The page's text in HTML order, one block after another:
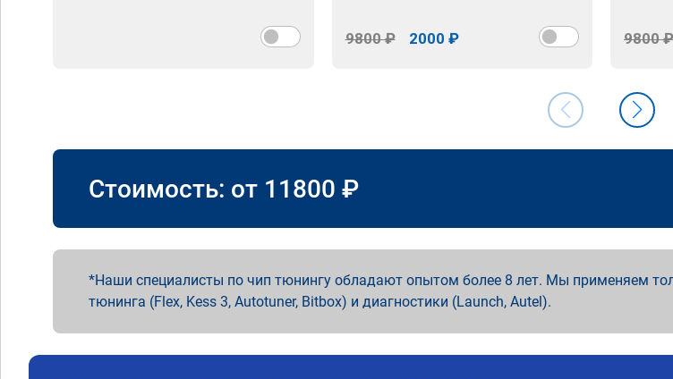
9800 ₽ 2000 ₽ 9800 ₽
Стоимость: от 11800 ₽
Наши специалисты по чип тюнингу обладают опытом более 8 лет. Мы применяем
тюнинга (Flex, Kess 3, Autotuner, Bitbox) и диагностики (Launch, Autel).